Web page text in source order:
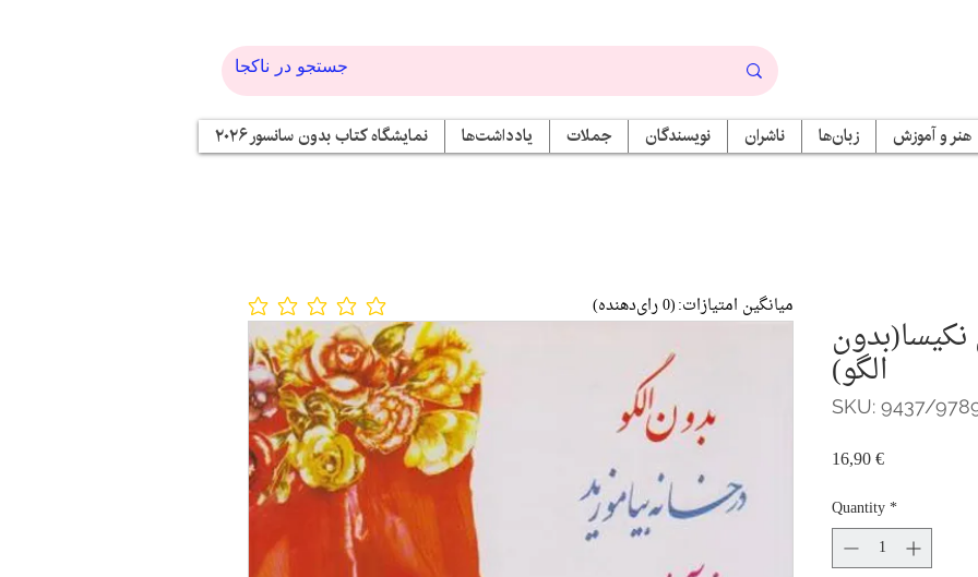
هنر و آموزش زبان‌ها ناشران نویسندگان جملات یادداشت‌ها نمایشگاه کتاب بدون سانسور ۲۰۲۶
الگو)
SKU: 9437/
16,90 €Price
Quantity*
No ratings yet میانگین امتیازات:(0 رای‌دهنده)